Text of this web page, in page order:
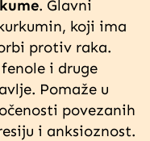
. Glavni
koji ima
protiv raka.
i druge
Pomaže u
povezanih
i anksioznost.